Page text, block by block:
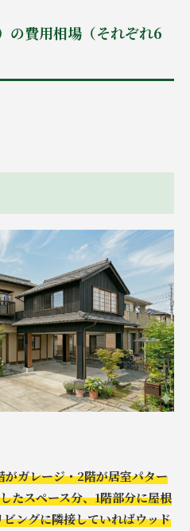
の費用相場（それぞれ6
ガレージ・2階が居室パター
たスペース分、1階部分に屋根
ングに隣接していればウッド